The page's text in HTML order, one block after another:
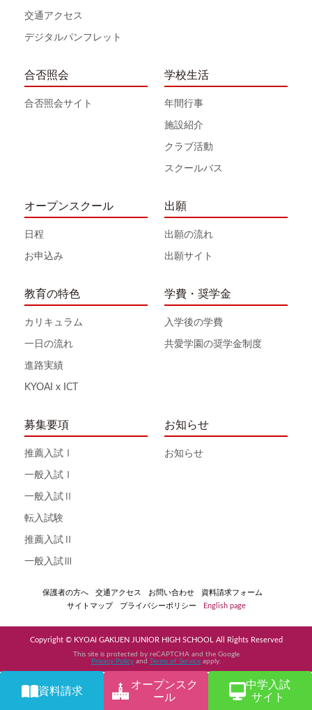
交通アクセス
デジタルパンフレット
合否照会
合否照会サイト
学校生活
年間行事
施設紹介
クラブ活動
スクールバス
オープンスクール
日程
お申込み
出願
出願の流れ
出願サイト
教育の特色
カリキュラム
一日の流れ
進路実績
KYOAI x ICT
学費・奨学金
入学後の学費
共愛学園の奨学金制度
募集要項
推薦入試Ⅰ
一般入試Ⅰ
一般入試Ⅱ
転入試験
推薦入試Ⅱ
一般入試Ⅲ
お知らせ
お知らせ
保護者の方へ 交通アクセス お問い合わせ
資料請求フォーム
サイトマップ
プライバシーポリシー English page
Copyright © KYOAI GAKUEN JUNIOR HIGH SCHOOL All Rights Reserved
This site is protected by reCAPTCHA and the Google
Privacy Policy and Terms of Service apply.
資料請求
オープンスク
ール
中学入試
サイト